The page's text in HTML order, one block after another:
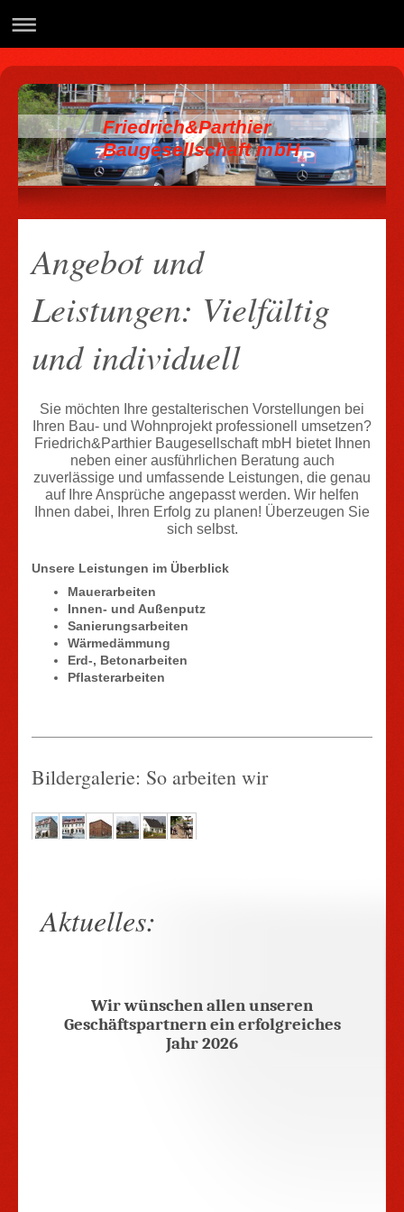
Friedrich&Parthier
Baugesellschaft mbH
Angebot und
Leistungen: Vielfältig
und individuell
Sie möchten Ihre gestalterischen Vorstellungen bei
Ihren Bau- und Wohnprojekt professionell umsetzen?
Friedrich&Parthier Baugesellschaft mbH bietet Ihnen
neben einer ausführlichen Beratung auch
zuverlässige und umfassende Leistungen, die genau
auf Ihre Ansprüche angepasst werden. Wir helfen
Ihnen dabei, Ihren Erfolg zu planen! Überzeugen Sie
sich selbst.
Unsere Leistungen im Überblick
Mauerarbeiten
Innen- und Außenputz
Sanierungsarbeiten
Wärmedämmung
Erd-, Betonarbeiten
Pflasterarbeiten
Bildergalerie: So arbeiten wir
Aktuelles:
Wir wünschen allen unseren
Geschäftspartnern ein erfolgreiches
Jahr 2026